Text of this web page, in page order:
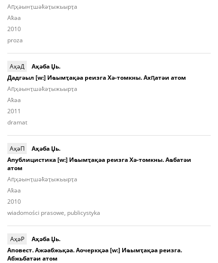
Аԥ­ҳәынҭ­шәҟәҭы­жьыp­ҭа
Aҟәа
2010
proza
АҳәД
Аҳәба Џь.
Дадгәыл [w:] Иҩымҭақәа реизга Хә-томкны. Ахԥатәи атом
Аԥ­ҳәынҭ­шәҟәҭы­жьыр­ҭa
Aҟәа
2011
dramat
АҳәП
Аҳәба Џь.
Апублицистика [w:] Иҩымҭақәа реизга Хә-томкны. Аҩбатәи
атом
Аԥ­ҳәынҭ­шәҟәҭы­жьыр­ҭа
Aҟәа
2010
wiadomości prasowe, publicystyka
АҳәР
Аҳәба Џь.
Аповест. Ажәабжьқәа. Аочеркқәа [w:] Иҩымҭақәа реизга.
Абжьбатәи атом